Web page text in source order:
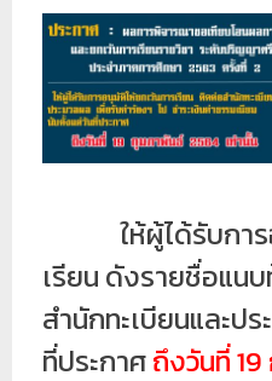
ให้ผู้ได้รับการอ
เรียน ดังรายชื่อแน
สำนักทะเบียนและป
ที่ประกาศถึงวันที่